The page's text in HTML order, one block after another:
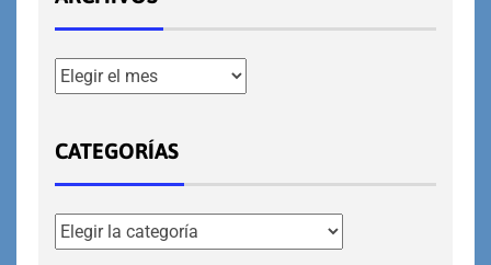
CATEGORÍAS